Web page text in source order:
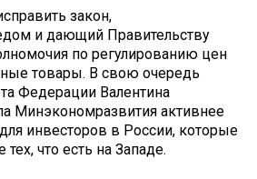
закон,
и дающий Правительству
по регулированию цен
товары. В свою очередь
Федерации Валентина
Минэкономразвития активнее
инвесторов в России, которые
что есть на Западе.